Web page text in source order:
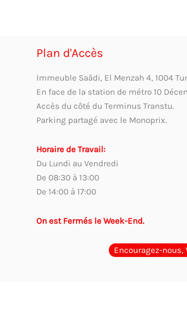
Plan d'Accès
Immeuble Saâdi, El Menzah 4, 1004
En face de la station de métro 10
Accès du côté du Terminus Transtu.
Parking partagé avec le Monoprix.
Horaire de Travail:
Du Lundi au Vendredi
De 08:30 à 13:00
De 14:00 à 17:00
On est Fermés le Week-End.
Encouragez-nous,